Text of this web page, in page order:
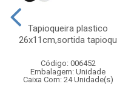
Tapioqueira plastico
26x11cm,sortida tapioqu
Código: 006452
Embalagem: Unidade
Caixa Com: 24 Unidade(s)